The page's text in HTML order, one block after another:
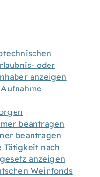
oder
anzeigen
beantragen
beantragen
Tätigkeit nach
anzeigen
Weinfonds